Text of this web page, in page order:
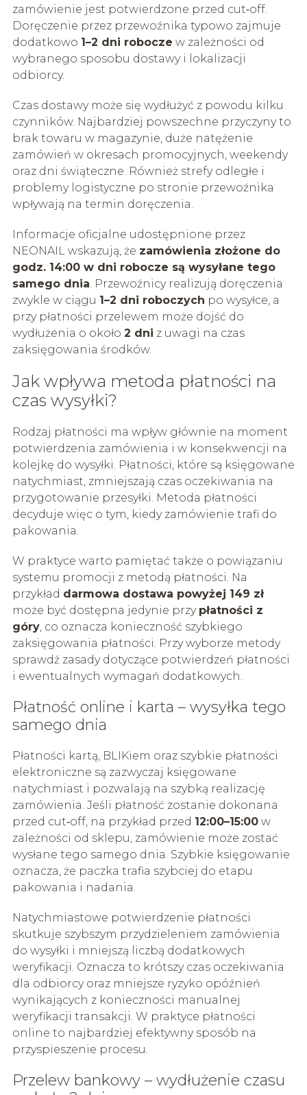
zamówienie jest potwierdzone przed cut‑off.
Doręczenie przez przewoźnika typowo zajmuje
dodatkowo 1–2 dni robocze w zależności od
wybranego sposobu dostawy i lokalizacji
odbiorcy.
Czas dostawy może się wydłużyć z powodu kilku
czynników. Najbardziej powszechne przyczyny to
brak towaru w magazynie, duże natężenie
zamówień w okresach promocyjnych, weekendy
oraz dni świąteczne. Również strefy odległe i
problemy logistyczne po stronie przewoźnika
wpływają na termin doręczenia.
Informacje oficjalne udostępnione przez
NEONAIL wskazują, że zamówienia złożone do
godz. 14:00 w dni robocze są wysyłane tego
samego dnia. Przewoźnicy realizują doręczenia
zwykle w ciągu 1–2 dni roboczych po wysyłce, a
przy płatności przelewem może dojść do
wydłużenia o około 2 dni z uwagi na czas
zaksięgowania środków.
Jak wpływa metoda płatności na
czas wysyłki?
Rodzaj płatności ma wpływ głównie na moment
potwierdzenia zamówienia i w konsekwencji na
kolejkę do wysyłki. Płatności, które są księgowane
natychmiast, zmniejszają czas oczekiwania na
przygotowanie przesyłki. Metoda płatności
decyduje więc o tym, kiedy zamówienie trafi do
pakowania.
W praktyce warto pamiętać także o powiązaniu
systemu promocji z metodą płatności. Na
przykład darmowa dostawa powyżej 149 zł
może być dostępna jedynie przy płatności z
góry, co oznacza konieczność szybkiego
zaksięgowania płatności. Przy wyborze metody
sprawdź zasady dotyczące potwierdzeń płatności
i ewentualnych wymagań dodatkowych.
Płatność online i karta – wysyłka tego
samego dnia
Płatności kartą, BLIKiem oraz szybkie płatności
elektroniczne są zazwyczaj księgowane
natychmiast i pozwalają na szybką realizację
zamówienia. Jeśli płatność zostanie dokonana
przed cut‑off, na przykład przed 12:00–15:00w
zależności od sklepu, zamówienie może zostać
wysłane tego samego dnia. Szybkie księgowanie
oznacza, że paczka trafia szybciej do etapu
pakowania i nadania.
Natychmiastowe potwierdzenie płatności
skutkuje szybszym przydzieleniem zamówienia
do wysyłki i mniejszą liczbą dodatkowych
weryfikacji. Oznacza to krótszy czas oczekiwania
dla odbiorcy oraz mniejsze ryzyko opóźnień
wynikających z konieczności manualnej
weryfikacji transakcji. W praktyce płatności
online to najbardziej efektywny sposób na
przyspieszenie procesu.
Przelew bankowy – wydłużenie czasu